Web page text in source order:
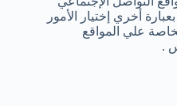
أخري إختيار الأمور
علي المواقع
.